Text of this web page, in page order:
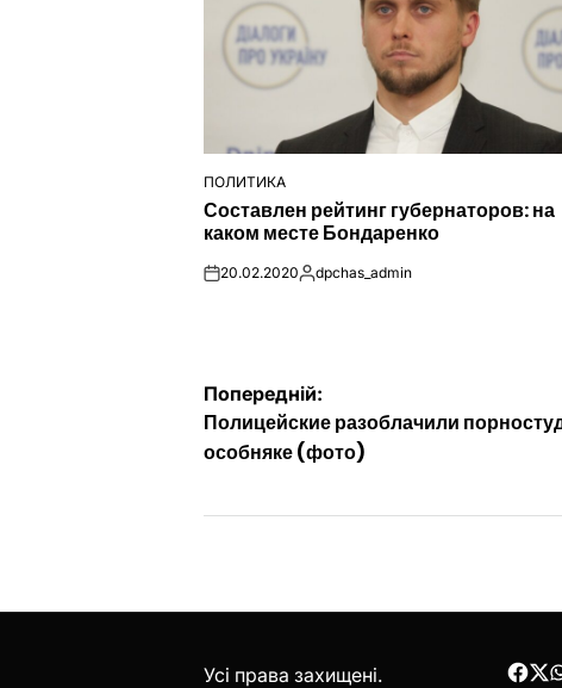
ОПУБЛІКУВАТИ
У
ПОЛИТИКА
Составлен рейтинг губернаторов: на
каком месте Бондаренко
on20.02.2020Опубліковано
dpchas_admin
Навігація
записів
Попередній:
Полицейские разоблачили
особняке (фото)
Усі права захищені.